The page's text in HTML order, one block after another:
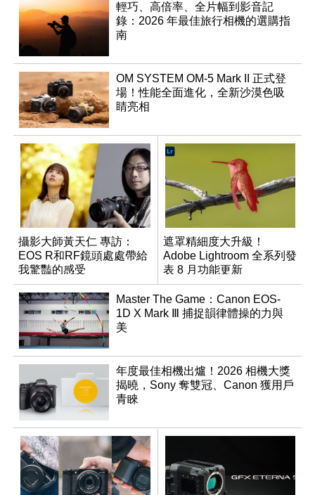
輕巧、高倍率、全片幅到影音記
錄：2026 年最佳旅行相機的選購指
南
OM SYSTEM OM-5 Mark II 正式登
場！性能全面進化，全新沙漠色吸
睛亮相
攝影大師黃天仁 專訪：
EOS R和RF鏡頭處處帶給
我驚豔的感受
遮罩精細度大升級！
Adobe Lightroom 全系列發
表 8 月功能更新
Master The Game：Canon EOS-
1D X Mark Ⅲ 捕捉韻律體操的力與
美
年度最佳相機出爐！2026 相機大獎
揭曉，Sony 奪雙冠、Canon 獲用戶
青睞